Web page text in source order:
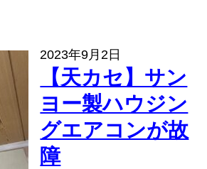
2023年9月2日
【天カセ】サン
ヨー製ハウジン
グエアコンが故
障